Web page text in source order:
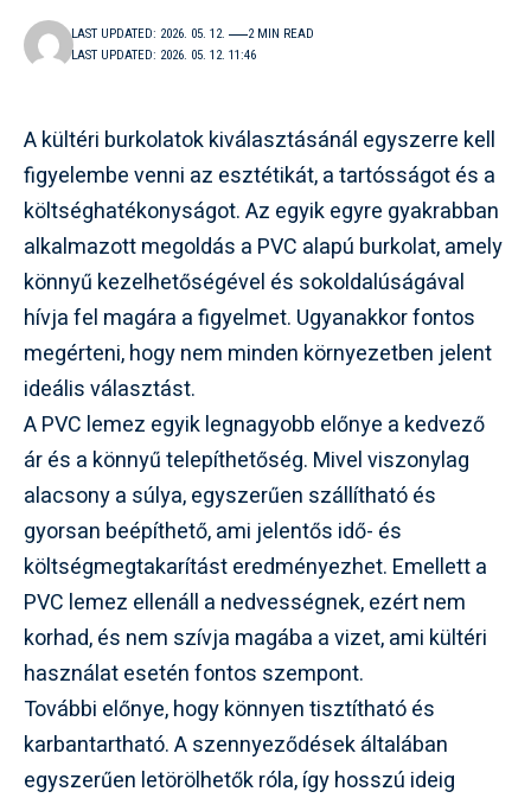
LAST UPDATED: 2026. 05. 12. 11:46
LAST UPDATED: 2026. 05. 12. 2 MIN READ
A kültéri burkolatok kiválasztásánál egyszerre kell
figyelembe venni az esztétikát, a tartósságot és a
költséghatékonyságot. Az egyik egyre gyakrabban
alkalmazott megoldás a PVC alapú burkolat, amely
könnyű kezelhetőségével és sokoldalúságával
hívja fel magára a figyelmet. Ugyanakkor fontos
megérteni, hogy nem minden környezetben jelent
ideális választást.
APVC lemez egyik legnagyobb előnye a kedvező
ár és a könnyű telepíthetőség. Mivel viszonylag
alacsony a súlya, egyszerűen szállítható és
gyorsan beépíthető, ami jelentős idő- és
költségmegtakarítást eredményezhet. Emellett a
PVC lemez ellenáll a nedvességnek, ezért nem
korhad, és nem szívja magába a vizet, ami kültéri
használat esetén fontos szempont.
További előnye, hogy könnyen tisztítható és
karbantartható. A szennyeződések általában
egyszerűen letörölhetők róla, így hosszú ideig